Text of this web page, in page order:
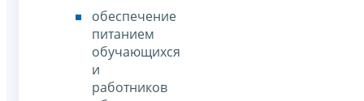
обеспечение
питанием
обучающихся
и
работников